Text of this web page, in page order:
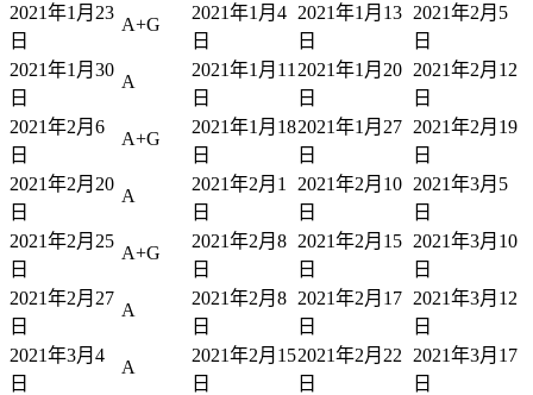
2021年1月23
日
A+G
2021年1月4
日
2021年1月13
日
2021年2月5
日
2021年1月30
日
A
2021年1月11
日
2021年1月20
日
2021年2月12
日
2021年2月6
日
A+G
2021年1月18
日
2021年1月27
日
2021年2月19
日
2021年2月20
日
A
2021年2月1
日
2021年2月10
日
2021年3月5
日
2021年2月25
日
A+G
2021年2月8
日
2021年2月15
日
2021年3月10
日
2021年2月27
日
A
2021年2月8
日
2021年2月17
日
2021年3月12
日
2021年3月4
日
A
2021年2月15
日
2021年2月22
日
2021年3月17
日